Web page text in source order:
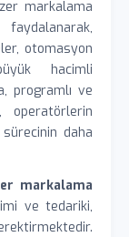
markalama
otomasyon
hacimli
programlı ve
operatörlerin
daha
markalama
ve tedariki,